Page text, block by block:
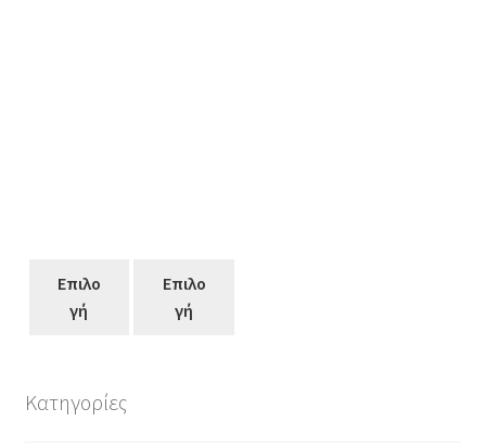
Επιλο
γή
Επιλο
γή
Κατηγορίες